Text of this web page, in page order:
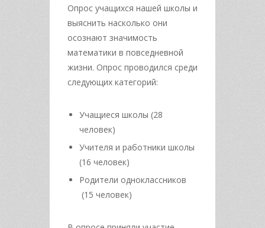
Опрос учащихся нашей школы и
выяснить насколько они
осознают значимость
математики в повседневной
жизни. Опрос проводился среди
следующих категорий:
Учащиеся школы (28
человек)
Учителя и работники школы
(16 человек)
Родители одноклассников
(15 человек)